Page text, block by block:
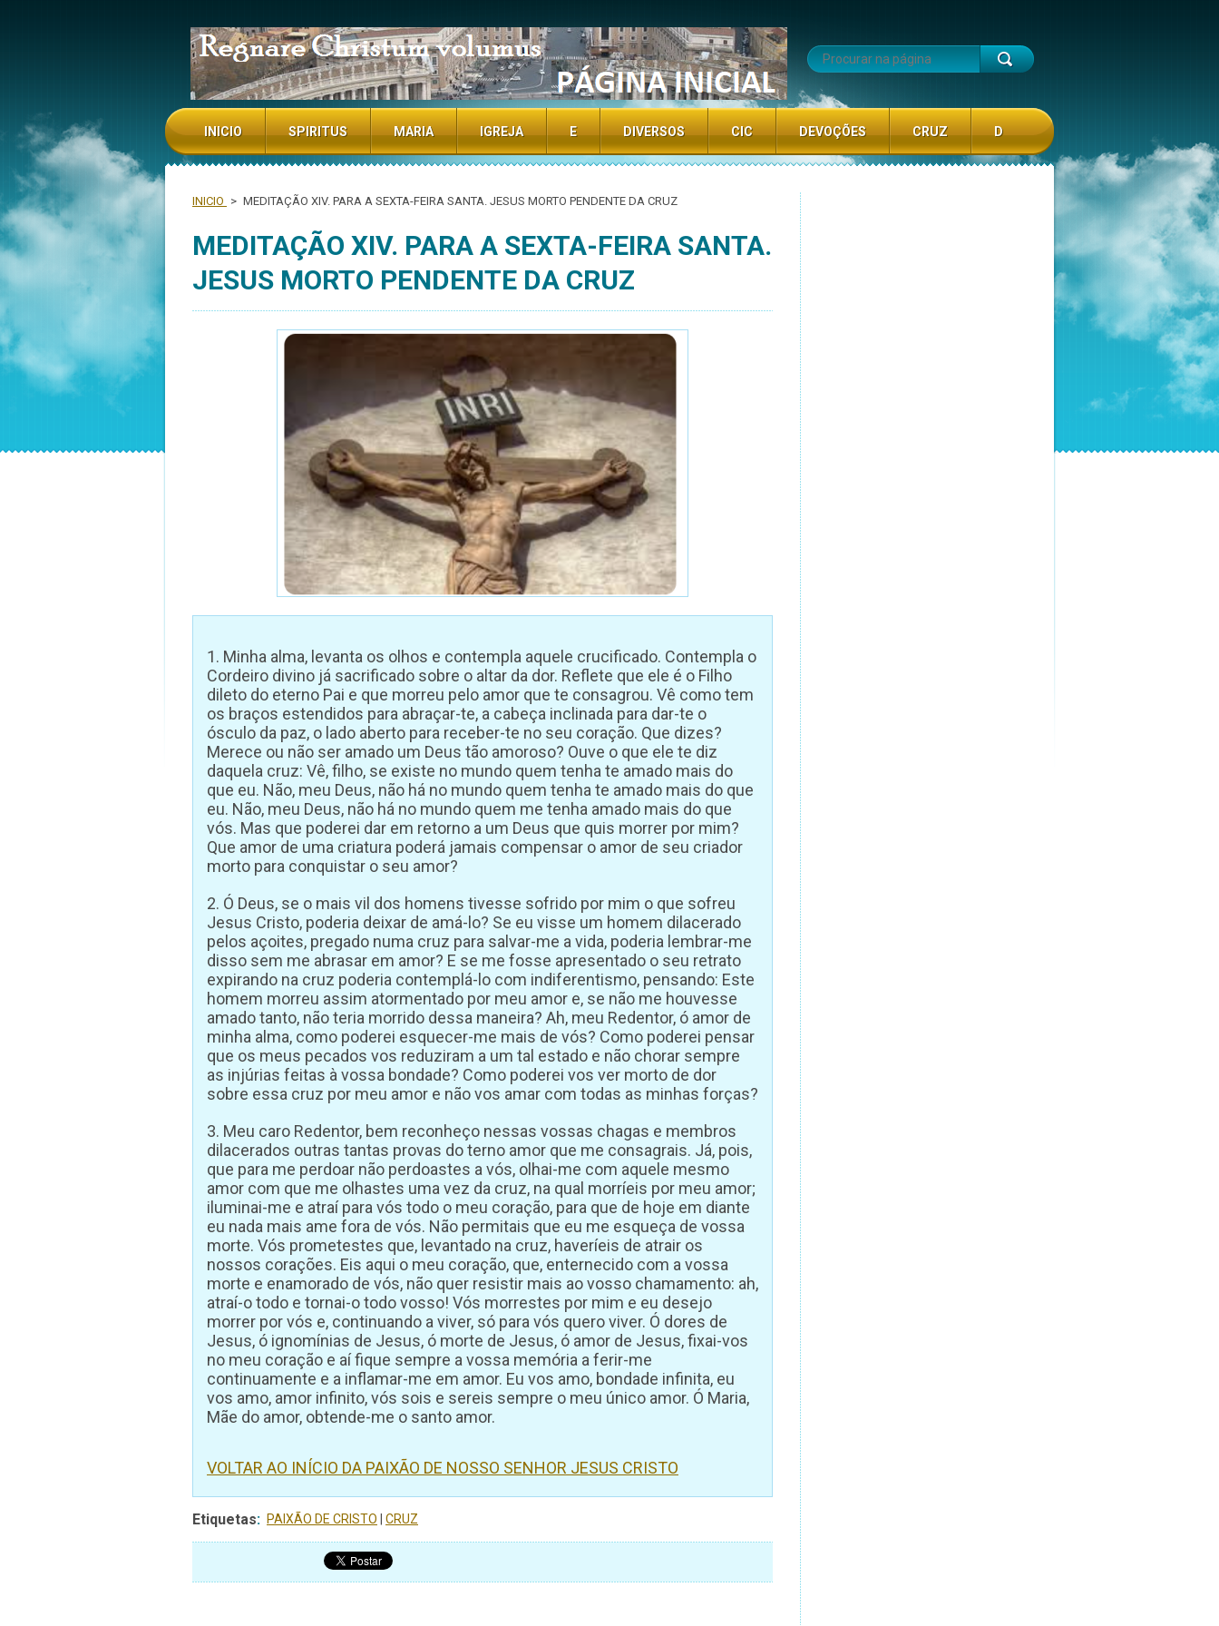
INICIO > MEDITAÇÃO XIV. PARA A SEXTA-FEIRA SANTA. JESUS MORTO PENDENTE DA CRUZ
MEDITAÇÃO XIV. PARA A SEXTA-FEIRA SANTA.
JESUS MORTO PENDENTE DA CRUZ
1. Minha alma, levanta os olhos e contempla aquele crucificado. Contempla o
Cordeiro divino já sacrificado sobre o altar da dor. Reflete que ele é o Filho
dileto do eterno Pai e que morreu pelo amor que te consagrou. Vê como tem
os braços estendidos para abraçar-te, a cabeça inclinada para dar-te o
ósculo da paz, o lado aberto para receber-te no seu coração. Que dizes?
Merece ou não ser amado um Deus tão amoroso? Ouve o que ele te diz
daquela cruz: Vê, filho, se existe no mundo quem tenha te amado mais do
que eu. Não, meu Deus, não há no mundo quem tenha te amado mais do que
eu. Não, meu Deus, não há no mundo quem me tenha amado mais do que
vós. Mas que poderei dar em retorno a um Deus que quis morrer por mim?
Que amor de uma criatura poderá jamais compensar o amor de seu criador
morto para conquistar o seu amor?
2. Ó Deus, se o mais vil dos homens tivesse sofrido por mim o que sofreu
Jesus Cristo, poderia deixar de amá-lo? Se eu visse um homem dilacerado
pelos açoites, pregado numa cruz para salvar-me a vida, poderia lembrar-me
disso sem me abrasar em amor? E se me fosse apresentado o seu retrato
expirando na cruz poderia contemplá-lo com indiferentismo, pensando: Este
homem morreu assim atormentado por meu amor e, se não me houvesse
amado tanto, não teria morrido dessa maneira? Ah, meu Redentor, ó amor de
minha alma, como poderei esquecer-me mais de vós? Como poderei pensar
que os meus pecados vos reduziram a um tal estado e não chorar sempre
as injúrias feitas à vossa bondade? Como poderei vos ver morto de dor
sobre essa cruz por meu amor e não vos amar com todas as minhas forças?
3. Meu caro Redentor, bem reconheço nessas vossas chagas e membros
dilacerados outras tantas provas do terno amor que me consagrais. Já, pois,
que para me perdoar não perdoastes a vós, olhai-me com aquele mesmo
amor com que me olhastes uma vez da cruz, na qual morríeis por meu amor;
iluminai-me e atraí para vós todo o meu coração, para que de hoje em diante
eu nada mais ame fora de vós. Não permitais que eu me esqueça de vossa
morte. Vós prometestes que, levantado na cruz, haveríeis de atrair os
nossos corações. Eis aqui o meu coração, que, enternecido com a vossa
morte e enamorado de vós, não quer resistir mais ao vosso chamamento: ah,
atraí-o todo e tornai-o todo vosso! Vós morrestes por mim e eu desejo
morrer por vós e, continuando a viver, só para vós quero viver. Ó dores de
Jesus, ó ignomínias de Jesus, ó morte de Jesus, ó amor de Jesus, fixai-vos
no meu coração e aí fique sempre a vossa memória a ferir-me
continuamente e a inflamar-me em amor. Eu vos amo, bondade infinita, eu
vos amo, amor infinito, vós sois e sereis sempre o meu único amor. Ó Maria,
Mãe do amor, obtende-me o santo amor.
VOLTAR AO INÍCIO DA PAIXÃO DE NOSSO SENHOR JESUS CRISTO
Etiquetas: PAIXÃO DE CRISTO CRUZ
INICIO SPIRITUS MARIA IGREJA E DIVERSOS CIC DEVOÇÕES CRUZ D